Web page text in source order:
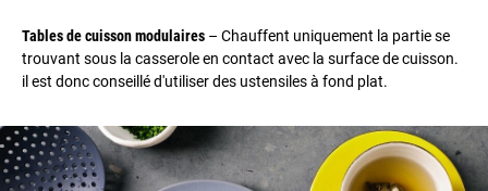
Tables de cuisson modulaires – Chauffent uniquement la partie se
trouvant sous la casserole en contact avec la surface de cuisson.
il est donc conseillé d'utiliser des ustensiles à fond plat.